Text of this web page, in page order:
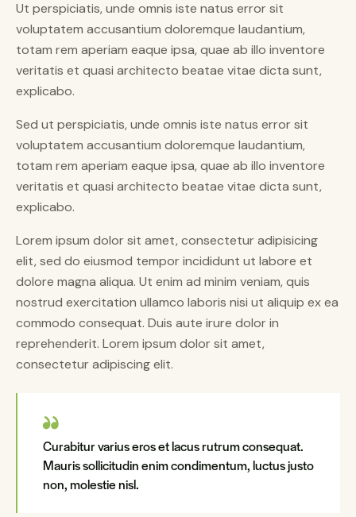
Ut perspiciatis, unde omnis iste natus error sit
voluptatem accusantium doloremque laudantium,
totam rem aperiam eaque ipsa, quae ab illo inventore
veritatis et quasi architecto beatae vitae dicta sunt,
explicabo.
Sed ut perspiciatis, unde omnis iste natus error sit
voluptatem accusantium doloremque laudantium,
totam rem aperiam eaque ipsa, quae ab illo inventore
veritatis et quasi architecto beatae vitae dicta sunt,
explicabo.
Lorem ipsum dolor sit amet, consectetur adipisicing
elit, sed do eiusmod tempor incididunt ut labore et
dolore magna aliqua. Ut enim ad minim veniam, quis
nostrud exercitation ullamco laboris nisi ut aliquip ex ea
commodo consequat. Duis aute irure dolor in
reprehenderit. Lorem ipsum dolor sit amet,
consectetur adipiscing elit.
Curabitur varius eros et lacus rutrum consequat.
Mauris sollicitudin enim condimentum, luctus justo
non, molestie nisl.